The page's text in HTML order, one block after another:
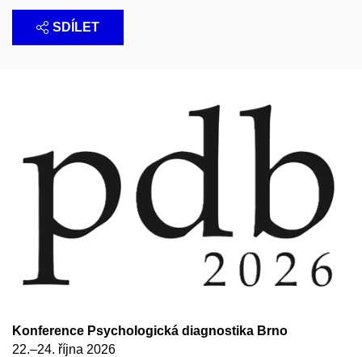
SDÍLET
Konference Psychologická diagnostika Brno
22.–24. října 2026